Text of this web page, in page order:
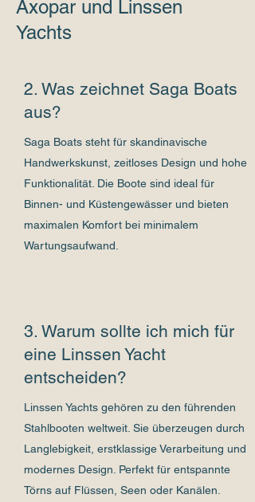
Axopar und Linssen
Yachts
2. Was zeichnet Saga Boats
aus?
Saga Boats steht für skandinavische
Handwerkskunst, zeitloses Design und hohe
Funktionalität. Die Boote sind ideal für
Binnen- und Küstengewässer und bieten
maximalen Komfort bei minimalem
Wartungsaufwand.
3. Warum sollte ich mich für
eine Linssen Yacht
entscheiden?
Linssen Yachts gehören zu den führenden
Stahlbooten weltweit. Sie überzeugen durch
Langlebigkeit, erstklassige Verarbeitung und
modernes Design. Perfekt für entspannte
Törns auf Flüssen, Seen oder Kanälen.